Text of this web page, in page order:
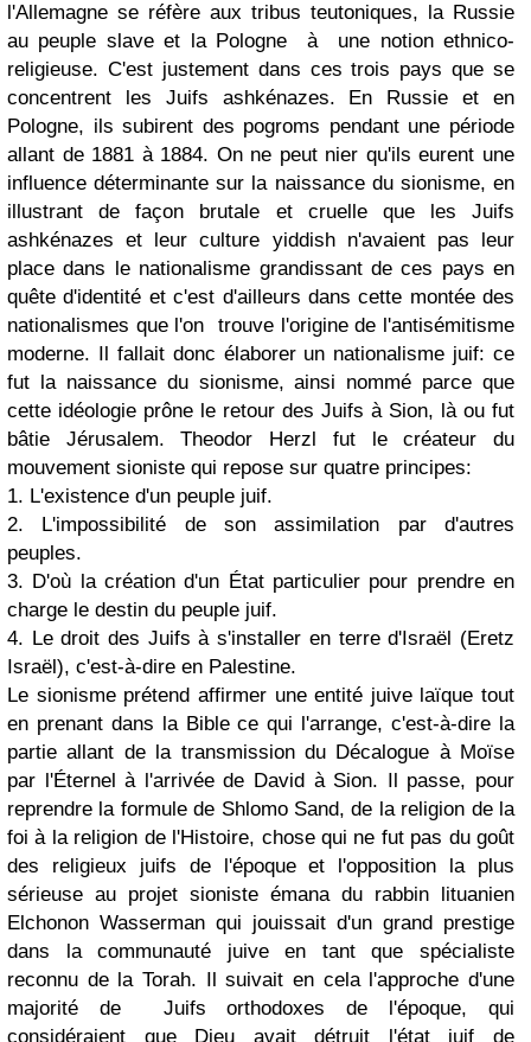
l'Allemagne se réfère aux tribus teutoniques, la Russie
au peuple slave et la Pologne à une notion ethnico-
religieuse. C'est justement dans ces trois pays que se
concentrent les Juifs ashkénazes. En Russie et en
Pologne, ils subirent des pogroms pendant une période
allant de 1881 à 1884. On ne peut nier qu'ils eurent une
influence déterminante sur la naissance du sionisme, en
illustrant de façon brutale et cruelle que les Juifs
ashkénazes et leur culture yiddish n'avaient pas leur
place dans le nationalisme grandissant de ces pays en
quête d'identité et c'est d'ailleurs dans cette montée des
nationalismes que l'on trouve l'origine de l'antisémitisme
moderne. Il fallait donc élaborer un nationalisme juif: ce
fut la naissance du sionisme, ainsi nommé parce que
cette idéologie prône le retour des Juifs à Sion, là ou fut
bâtie Jérusalem. Theodor Herzl fut le créateur du
mouvement sioniste qui repose sur quatre principes:
1. L'existence d'un peuple juif.
2. L'impossibilité de son assimilation par d'autres
peuples.
3. D'où la création d'un État particulier pour prendre en
charge le destin du peuple juif.
4. Le droit des Juifs à s'installer en terre d'Israël (Eretz
Israël), c'est-à-dire en Palestine.
Le sionisme prétend affirmer une entité juive laïque tout
en prenant dans la Bible ce qui l'arrange, c'est-à-dire la
partie allant de la transmission du Décalogue à Moïse
par l'Éternel à l'arrivée de David à Sion. Il passe, pour
reprendre la formule de Shlomo Sand, de la religion de la
foi à la religion de l'Histoire, chose qui ne fut pas du goût
des religieux juifs de l'époque et l'opposition la plus
sérieuse au projet sioniste émana du rabbin lituanien
Elchonon Wasserman qui jouissait d'un grand prestige
dans la communauté juive en tant que spécialiste
reconnu de la Torah. Il suivait en cela l'approche d'une
majorité de Juifs orthodoxes de l'époque, qui
considéraient que Dieu avait détruit l'état juif de